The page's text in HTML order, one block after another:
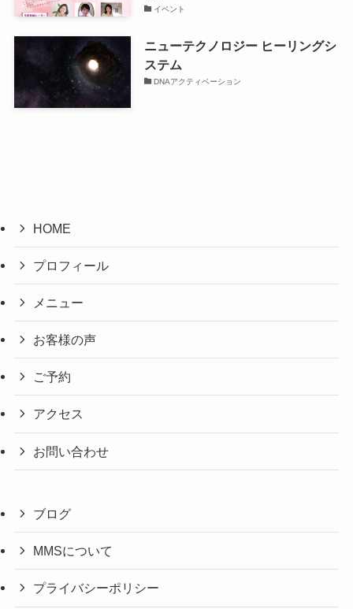
イベント
ニューテクノロジー ヒーリングシ
ステム
DNAアクティベーション
HOME
プロフィール
メニュー
お客様の声
ご予約
アクセス
お問い合わせ
ブログ
MMSについて
プライバシーポリシー